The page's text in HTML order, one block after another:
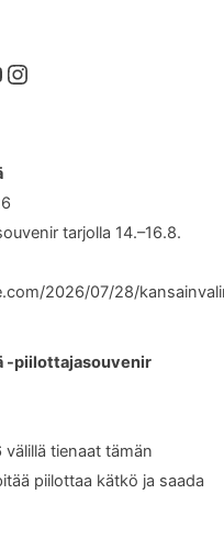
Instagram
tarjolla 14.–16.8.
2026/07/28/
-piilottajasouvenir
tienaat tämän
piilottaa kätkö ja saada